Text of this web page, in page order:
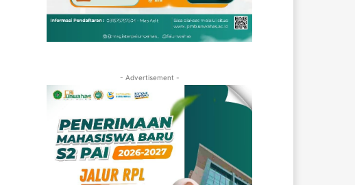
- Advertisement -